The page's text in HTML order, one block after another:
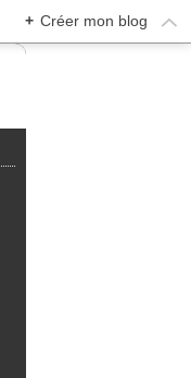
+ Créer mon blog